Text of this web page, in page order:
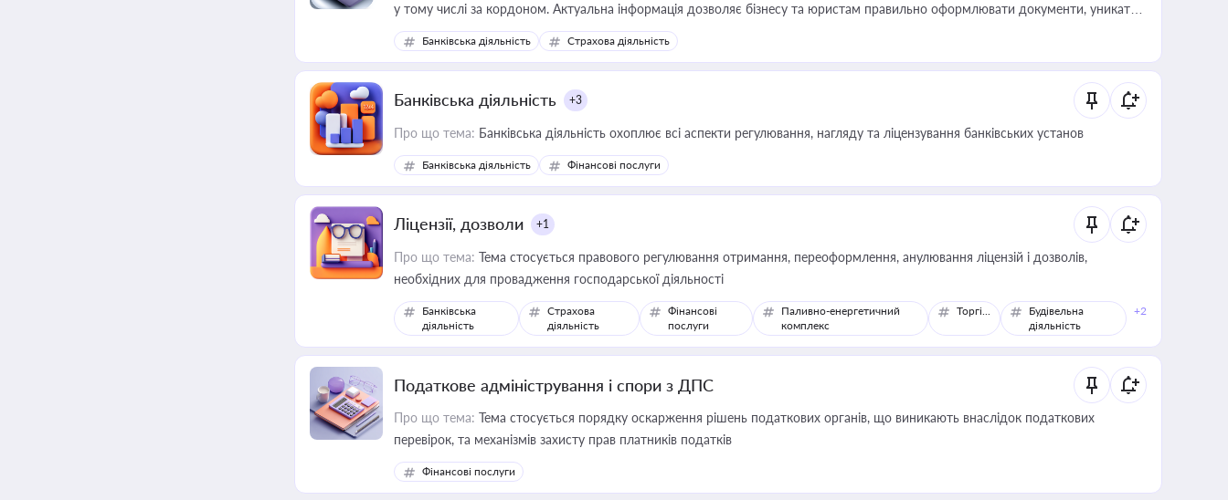
у тому числі за кордоном. Актуальна інформація дозволяє бізнесу та юристам правильно оформлювати документи, уникати
ризиків недійсності та забезпечувати їх належне прийняття органами влади та контрагентами
Банківська діяльність Страхова діяльність
Банківська діяльність +3
Про що тема: Банківська діяльність охоплює всі аспекти регулювання, нагляду та ліцензування банківських установ
Банківська діяльність Фінансові послуги
Ліцензії, дозволи +1
Про що тема: Тема стосується правового регулювання отримання, переоформлення, анулювання ліцензій і дозволів,
необхідних для провадження господарської діяльності
Банківська
діяльність
Страхова
діяльність
Фінансові
послуги
Паливно-енергетичний
комплекс
Торгівля
Будівельна
діяльність
+2
Податкове адміністрування і спори з ДПС
Про що тема: Тема стосується порядку оскарження рішень податкових органів, що виникають внаслідок податкових
перевірок, та механізмів захисту прав платників податків
Фінансові послуги